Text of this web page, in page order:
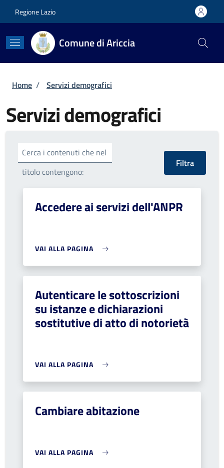
Regione Lazio
Comune di Ariccia
Briciole di pane
Home / Servizi demografici
Servizi demografici
Cerca i contenuti che nel
titolo contengono:
Accedere ai servizi dell'ANPR
VAI ALLA PAGINA
Autenticare le sottoscrizioni
su istanze e dichiarazioni
sostitutive di atto di notorietà
VAI ALLA PAGINA
Cambiare abitazione
VAI ALLA PAGINA